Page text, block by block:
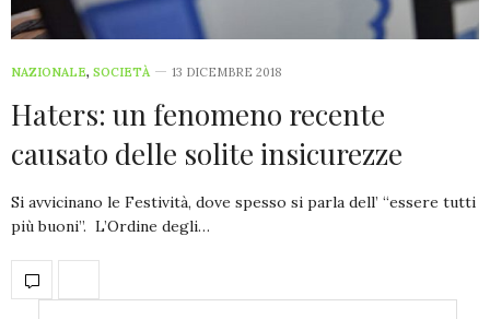
NAZIONALE, SOCIETÀ 13 DICEMBRE 2018
Haters: un fenomeno recente
causato delle solite insicurezze
Si avvicinano le Festività, dove spesso si parla dell’ “essere tutti
più buoni”. L’Ordine degli…